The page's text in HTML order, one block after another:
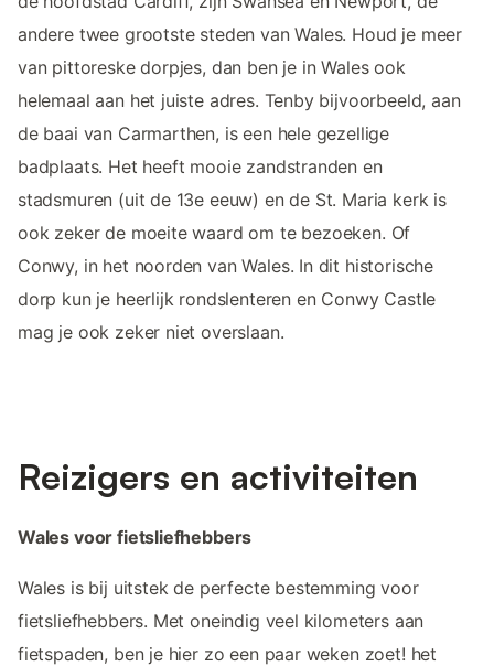
andere twee grootste steden van Wales. Houd je meer
van pittoreske dorpjes, dan ben je in Wales ook
helemaal aan het juiste adres. Tenby bijvoorbeeld, aan
de baai van Carmarthen, is een hele gezellige
badplaats. Het heeft mooie zandstranden en
stadsmuren (uit de 13e eeuw) en de St. Maria kerk is
ook zeker de moeite waard om te bezoeken. Of
Conwy, in het noorden van Wales. In dit historische
dorp kun je heerlijk rondslenteren en Conwy Castle
mag je ook zeker niet overslaan.
Reizigers en activiteiten
Wales voor fietsliefhebbers
Wales is bij uitstek de perfecte bestemming voor
fietsliefhebbers. Met oneindig veel kilometers aan
fietspaden, ben je hier zo een paar weken zoet! het